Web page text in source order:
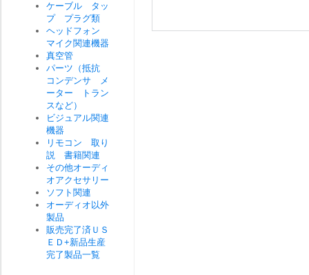
ケーブル タッ
プ プラグ類
ヘッドフォン
マイク関連機器
真空管
パーツ（抵抗
コンデンサ メ
ーター トラン
スなど）
ビジュアル関連
機器
リモコン 取り
説 書籍関連
その他オーディ
オアクセサリー
ソフト関連
オーディオ以外
製品
販売完了済ＵＳ
ＥＤ+新品生産
完了製品一覧